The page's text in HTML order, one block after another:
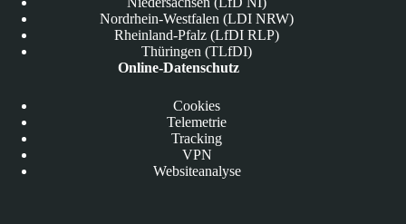
Nordrhein-Westfalen (LDI NRW)
Rheinland-Pfalz (LfDI RLP)
Thüringen (TLfDI)
Online-Datenschutz
Cookies
Telemetrie
Tracking
VPN
Websiteanalyse